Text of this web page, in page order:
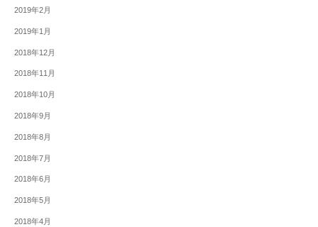
2019年2月
2019年1月
2018年12月
2018年11月
2018年10月
2018年9月
2018年8月
2018年7月
2018年6月
2018年5月
2018年4月